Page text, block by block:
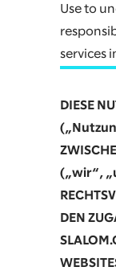
Use to
services
DIESE
(„wir“,
DEN